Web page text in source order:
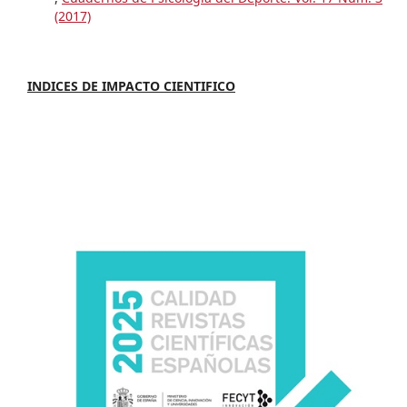
(2017)
INDICES DE IMPACTO CIENTIFICO